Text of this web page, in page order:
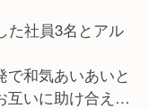
た社員3名とアル
和気あいあいと
互いに助け合える